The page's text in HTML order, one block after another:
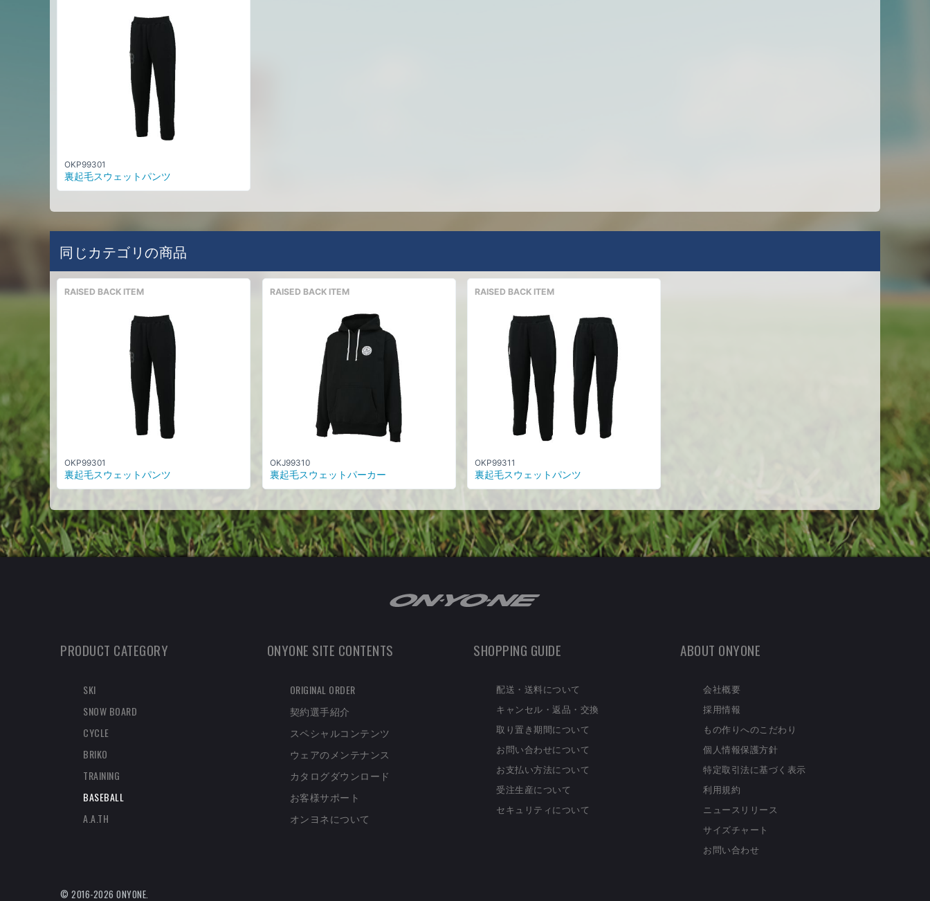
OKP99301
裏起毛スウェットパンツ
同じカテゴリの商品
RAISED BACK ITEM
OKP99301
裏起毛スウェットパンツ
RAISED BACK ITEM
OKJ99310
裏起毛スウェットパーカー
RAISED BACK ITEM
OKP99311
裏起毛スウェットパンツ
PRODUCT CATEGORY
SKI
SNOW BOARD
CYCLE
BRIKO
TRAINING
BASEBALL
A.A.TH
ONYONE SITE CONTENTS
ORIGINAL ORDER
契約選手紹介
スペシャルコンテンツ
ウェアのメンテナンス
カタログダウンロード
お客様サポート
オンヨネについて
SHOPPING GUIDE
配送・送料について
キャンセル・返品・交換
取り置き期間について
お問い合わせについて
お支払い方法について
受注生産について
セキュリティについて
ABOUT ONYONE
会社概要
採用情報
もの作りへのこだわり
個人情報保護方針
特定取引法に基づく表示
利用規約
ニュースリリース
サイズチャート
お問い合わせ
© 2016-2026 ONYONE.